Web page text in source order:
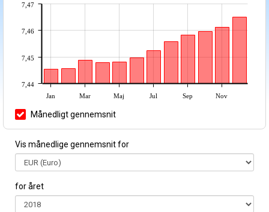
Jan Mar Maj Jul Sep Nov
7,44
7,45
7,46
7,47
Månedligt gennemsnit
Vis månedlige gennemsnit for
for året